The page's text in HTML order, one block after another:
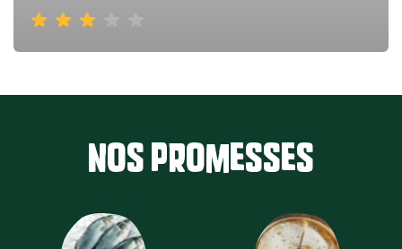
Nos promesses